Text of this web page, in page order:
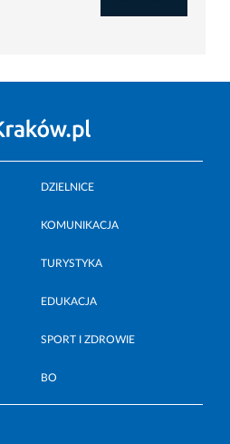
DZIELNICE
KOMUNIKACJA
TURYSTYKA
EDUKACJA
SPORT I ZDROWIE
BO